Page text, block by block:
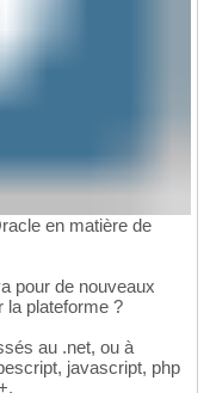
en matière de
pour de nouveaux
la plateforme ?
au .net, ou à
javascript, php